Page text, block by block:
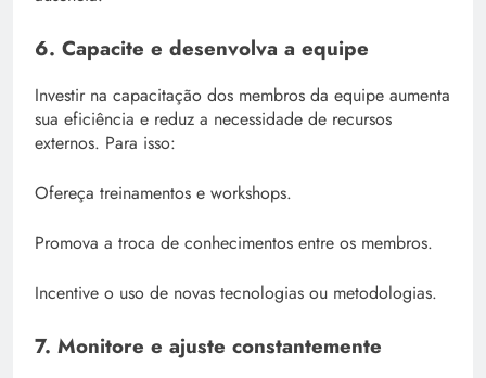
6. Capacite e desenvolva a equipe
Investir na capacitação dos membros da equipe aumenta
sua eficiência e reduz a necessidade de recursos
externos. Para isso:
Ofereça treinamentos e workshops.
Promova a troca de conhecimentos entre os membros.
Incentive o uso de novas tecnologias ou metodologias.
7. Monitore e ajuste constantemente